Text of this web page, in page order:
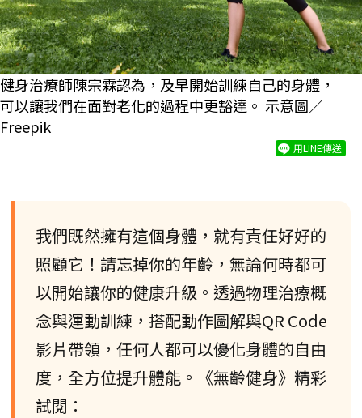
健身治療師陳宗霖認為，及早開始訓練自己的身體，
可以讓我們在面對老化的過程中更豁達。 示意圖／
Freepik
用LINE傳送
我們既然擁有這個身體，就有責任好好的
照顧它！請忘掉你的年齡，無論何時都可
以開始讓你的健康升級。透過物理治療概
念與運動訓練，搭配動作圖解與QR Code
影片帶領，任何人都可以優化身體的自由
度，全方位提升體能。《無齡健身》精彩
試閱：